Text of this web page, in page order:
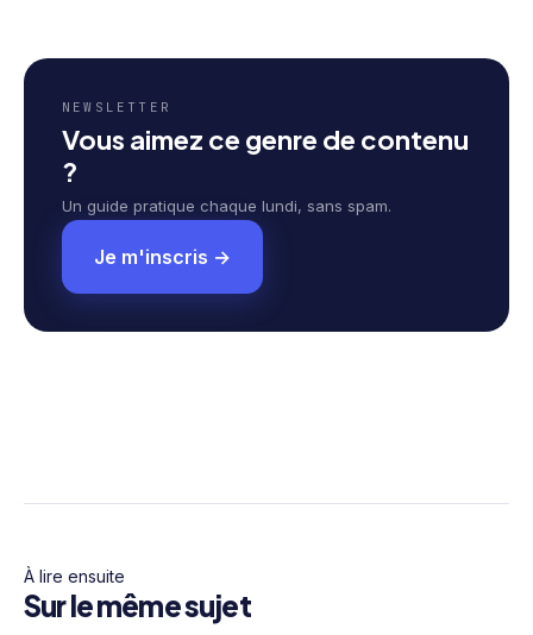
NEWSLETTER
Vous aimez ce genre de contenu
?
Un guide pratique chaque lundi, sans spam.
Je m'inscris →
À lire ensuite
Sur le même sujet